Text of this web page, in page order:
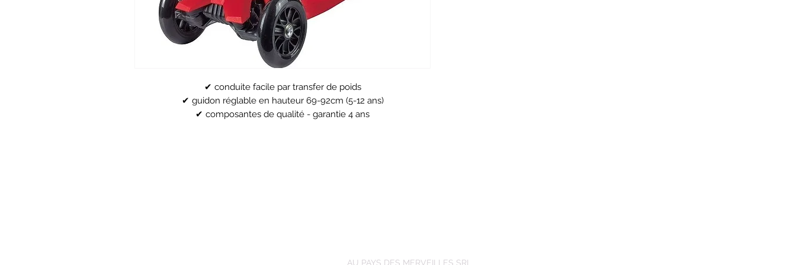
✔ conduite facile par transfer de poids
✔ guidon réglable en hauteur 69-92cm (5-12 ans)
✔ composantes de qualité - garantie 4 ans
AU PAYS DES MERVEILLES SRL